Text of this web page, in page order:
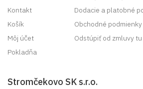
Kontakt
Dodacie a platobné
Košík
Obchodné podmienky
Môj účet
Odstúpiť od zmluvy tu
Pokladňa
Stromčekovo SK s.r.o.